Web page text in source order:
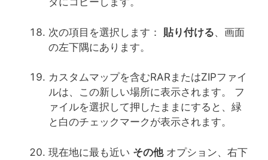
次の項目を選択します： 貼り付ける、画面
の左下隅にあります。
カスタムマップを含むRARまたはZIPファイ
ルは、この新しい場所に表示されます。 フ
ァイルを選択して押したままにすると、緑
と白のチェックマークが表示されます。
現在地に最も近い その他オプション、右下